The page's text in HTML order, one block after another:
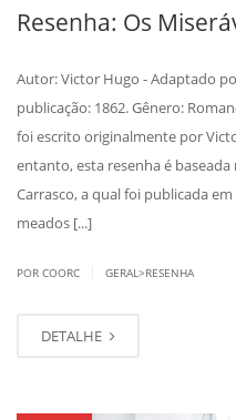
Resenha: Os
Autor: Victor Hugo - Adaptado
publicação: 1862. Gênero:
foi escrito originalmente por
entanto, esta resenha é
Carrasco, a qual foi publicada
meados [...]
POR COORC GERAL>RESENHA
DETALHE